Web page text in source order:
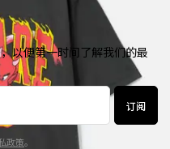
以便第一时间了解我们的最
订阅
政策。